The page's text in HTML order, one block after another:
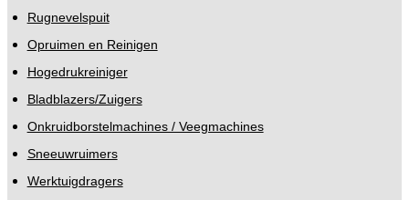
Rugnevelspuit
Opruimen en Reinigen
Hogedrukreiniger
Bladblazers/Zuigers
Onkruidborstelmachines / Veegmachines
Sneeuwruimers
Werktuigdragers